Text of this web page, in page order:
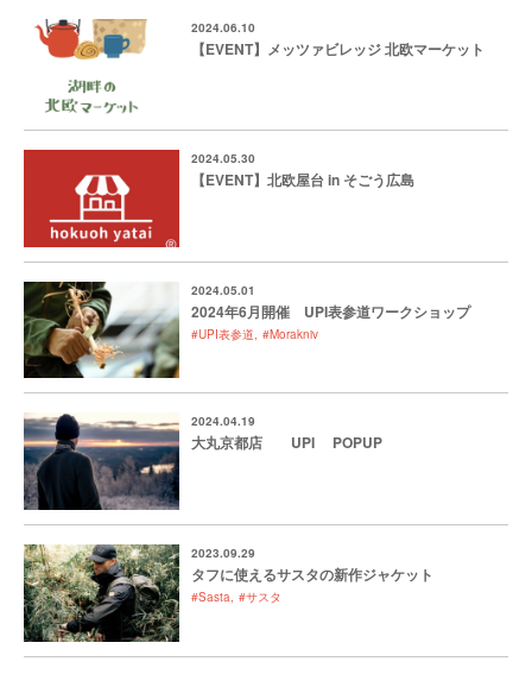
2024.06.10
【EVENT】メッツァビレッジ 北欧マーケット
2024.05.30
【EVENT】北欧屋台 in そごう広島
2024.05.01
2024年6月開催 UPI表参道ワークショップ
#UPI表参道 #Morakniv
2024.04.19
大丸京都店 UPI POPUP
2023.09.29
タフに使えるサスタの新作ジャケット
#Sasta #サスタ